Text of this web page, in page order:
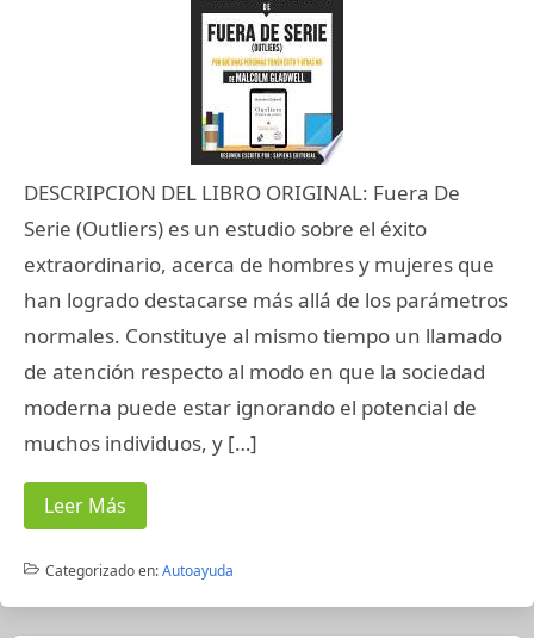
DESCRIPCION DEL LIBRO ORIGINAL: Fuera De
Serie (Outliers) es un estudio sobre el éxito
extraordinario, acerca de hombres y mujeres que
han logrado destacarse más allá de los parámetros
normales. Constituye al mismo tiempo un llamado
de atención respecto al modo en que la sociedad
moderna puede estar ignorando el potencial de
muchos individuos, y […]
Leer Más
Categorizado en:Autoayuda